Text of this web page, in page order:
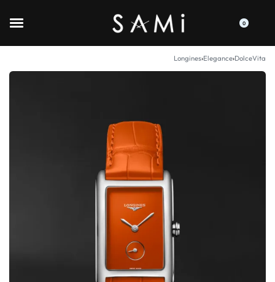
0
Longines›Elegance›DolceVita